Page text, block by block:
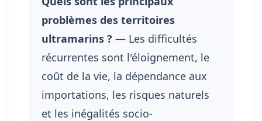
problèmes des territoires
ultramarins ? — Les difficultés
récurrentes sont l'éloignement, le
coût de la vie, la dépendance aux
importations, les risques naturels
et les inégalités socio-